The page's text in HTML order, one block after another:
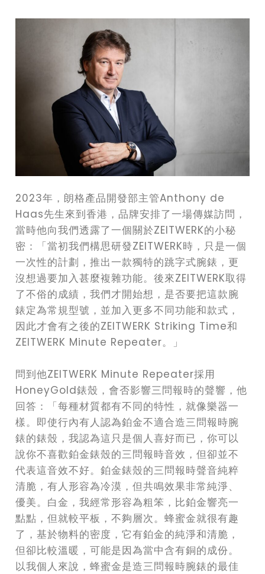
2023年，朗格產品開發部主管Anthony de
Haas先生來到香港，品牌安排了一場傳媒訪問，
當時他向我們透露了一個關於ZEITWERK的小秘
密：「當初我們構思研發ZEITWERK時，只是一個
一次性的計劃，推出一款獨特的跳字式腕錶，更
沒想過要加入甚麼複雜功能。後來ZEITWERK取得
了不俗的成績，我們才開始想，是否要把這款腕
錶定為常規型號，並加入更多不同功能和款式，
因此才會有之後的ZEITWERK Striking Time和
ZEITWERK Minute Repeater。」
問到他ZEITWERK Minute Repeater採用
HoneyGold錶殼，會否影響三問報時的聲響，他
回答：「每種材質都有不同的特性，就像樂器一
樣。即使行內有人認為鉑金不適合造三問報時腕
錶的錶殼，我認為這只是個人喜好而已，你可以
說你不喜歡鉑金錶殼的三問報時音效，但卻並不
代表這音效不好。鉑金錶殼的三問報時聲音純粹
清脆，有人形容為冷漠，但共鳴效果非常純淨、
優美。白金，我經常形容為粗笨，比鉑金響亮一
點點，但就較平板，不夠層次。蜂蜜金就很有趣
了，基於物料的密度，它有鉑金的純淨和清脆，
但卻比較溫暖，可能是因為當中含有銅的成份。
以我個人來說，蜂蜜金是造三問報時腕錶的最佳